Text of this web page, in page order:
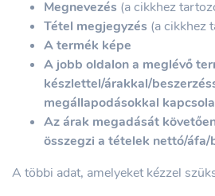
Megnevezés (a cikkhez
Tétel megjegyzés (a cikkhez
A termék képe
A jobb oldalon a meglévő
készlettel/árakkal/
megállapodásokkal
Az árak megadását
összegzi a tételek nettó/
A többi adat, amelyeket kézzel